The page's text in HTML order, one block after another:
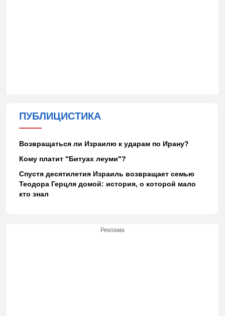
ПУБЛИЦИСТИКА
Возвращаться ли Израилю к ударам по Ирану?
Кому платит "Битуах леуми"?
Спустя десятилетия Израиль возвращает семью
Теодора Герцля домой: история, о которой мало
кто знал
Реклама